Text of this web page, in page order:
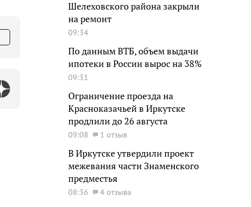
Шелеховского района закрыли
на ремонт
09:34
По данным ВТБ, объем выдачи
ипотеки в России вырос на 38%
09:31
Ограничение проезда на
Красноказачьей в Иркутске
продлили до 26 августа
09:08 1 отзыв
В Иркутске утвердили проект
межевания части Знаменского
предместья
08:36 4 отзыва